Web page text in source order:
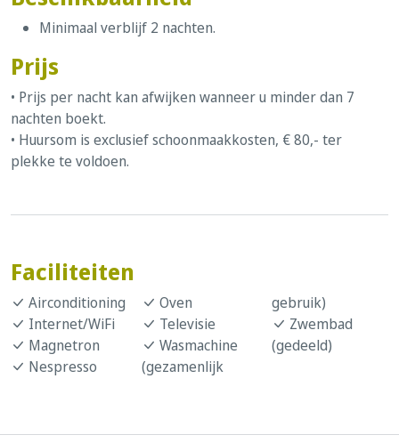
Minimaal verblijf 2 nachten.
Prijs
• Prijs per nacht kan afwijken wanneer u minder dan 7
nachten boekt.
• Huursom is exclusief schoonmaakkosten, € 80,- ter
plekke te voldoen.
Faciliteiten
Airconditioning
Internet/WiFi
Magnetron
Nespresso
Oven
Televisie
Wasmachine
(gezamenlijk
gebruik)
Zwembad
(gedeeld)